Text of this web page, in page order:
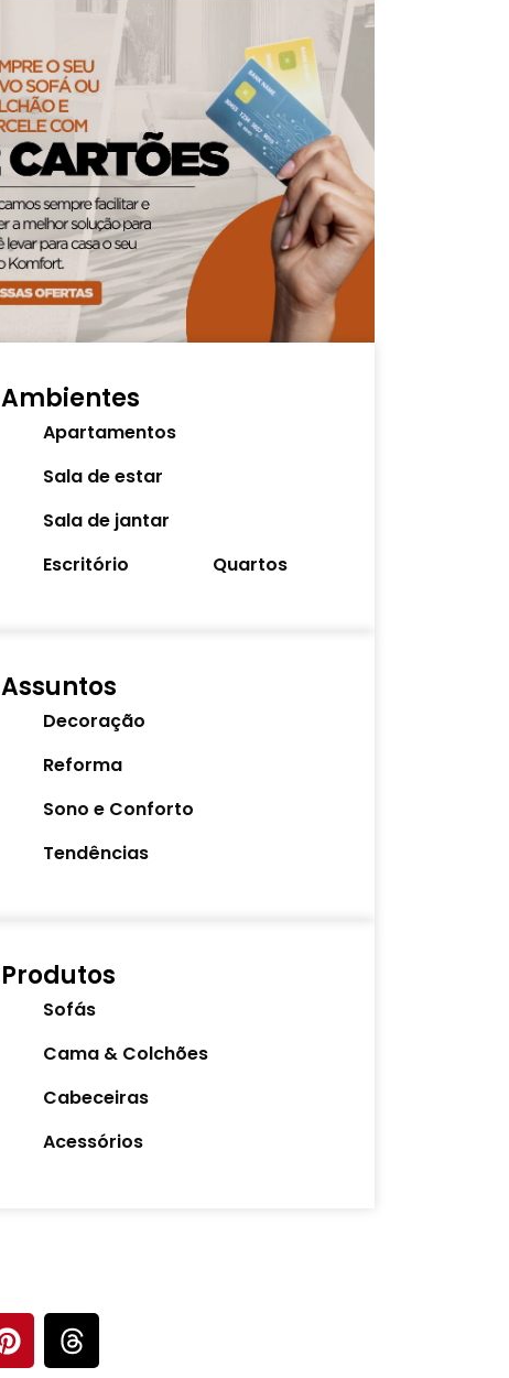
Ambientes
Apartamentos
Sala de estar
Sala de jantar
Escritório
Quartos
Assuntos
Decoração
Reforma
Sono e Conforto
Tendências
Produtos
Sofás
Cama & Colchões
Cabeceiras
Acessórios